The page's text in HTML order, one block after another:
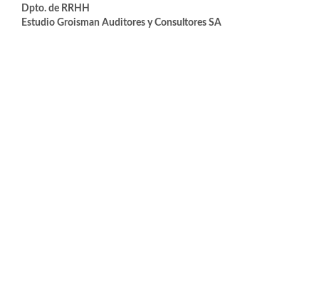
Dpto. de RRHH
Estudio Groisman Auditores y Consultores SA